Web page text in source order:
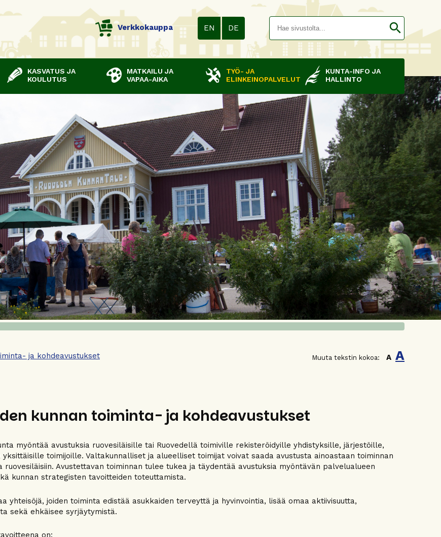
Verkkokauppa EN DE search
KASVATUS JA
KOULUTUS
MATKAILU JA
VAPAA-AIKA
TYÖ- JA
ELINKEINOPALVELUT
KUNTA-INFO JA
HALLINTO
ja kohdeavustukset Muuta tekstin kokoa: A A
kunnan toiminta- ja kohdeavustukset
myöntää avustuksia ruovesiläisille tai Ruovedellä toimiville rekisteröidyille yhdistyksille, järjestöille,
yksittäisille toimijoille. Valtakunnalliset ja alueelliset toimijat voivat saada avustusta ainoastaan toiminnan
ruovesiläisiin. Avustettavan toiminnan tulee tukea ja täydentää avustuksia myöntävän palvelualueen
kunnan strategisten tavoitteiden toteuttamista.
yhteisöjä, joiden toiminta edistää asukkaiden terveyttä ja hyvinvointia, lisää omaa aktiivisuutta,
sekä ehkäisee syrjäytymistä.
on: